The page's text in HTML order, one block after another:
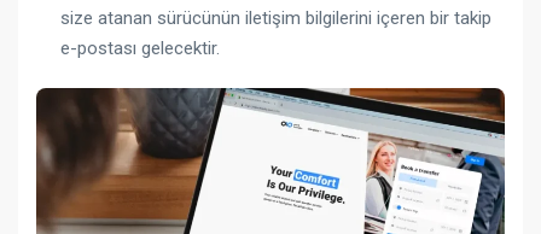
size atanan sürücünün iletişim bilgilerini içeren bir takip
e-postası gelecektir.